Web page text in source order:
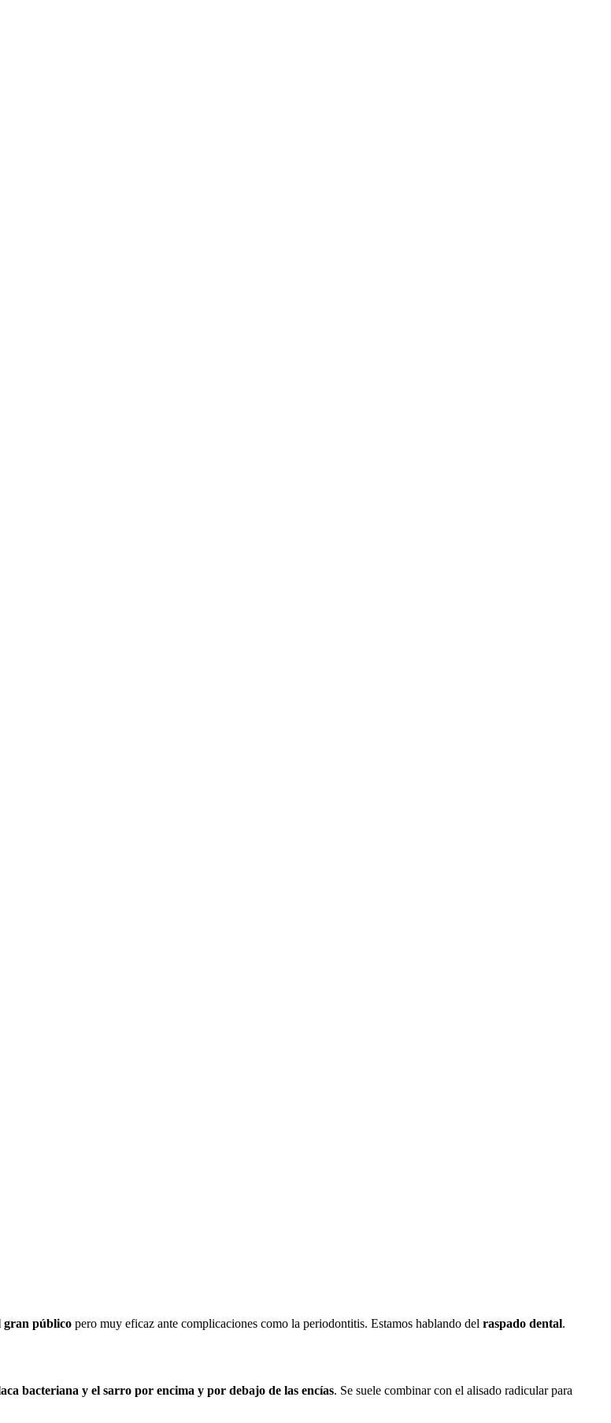
gran público pero muy eficaz ante complicaciones como la periodontitis. Estamos hablando del raspado dental.
bacteriana y el sarro por encima y por debajo de las encías. Se suele combinar con el alisado radicular para